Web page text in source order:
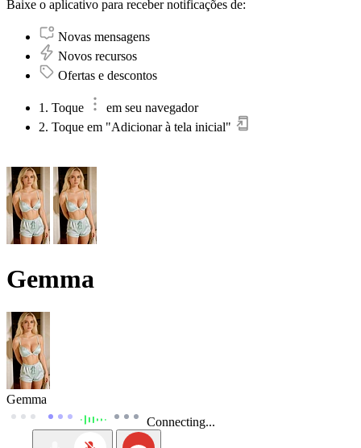
Baixe o aplicativo para receber notificações de:
Novas mensagens
Novos recursos
Ofertas e descontos
1. Toque
em seu navegador
2. Toque em "Adicionar à tela inicial"
Gemma
Gemma
Connecting...